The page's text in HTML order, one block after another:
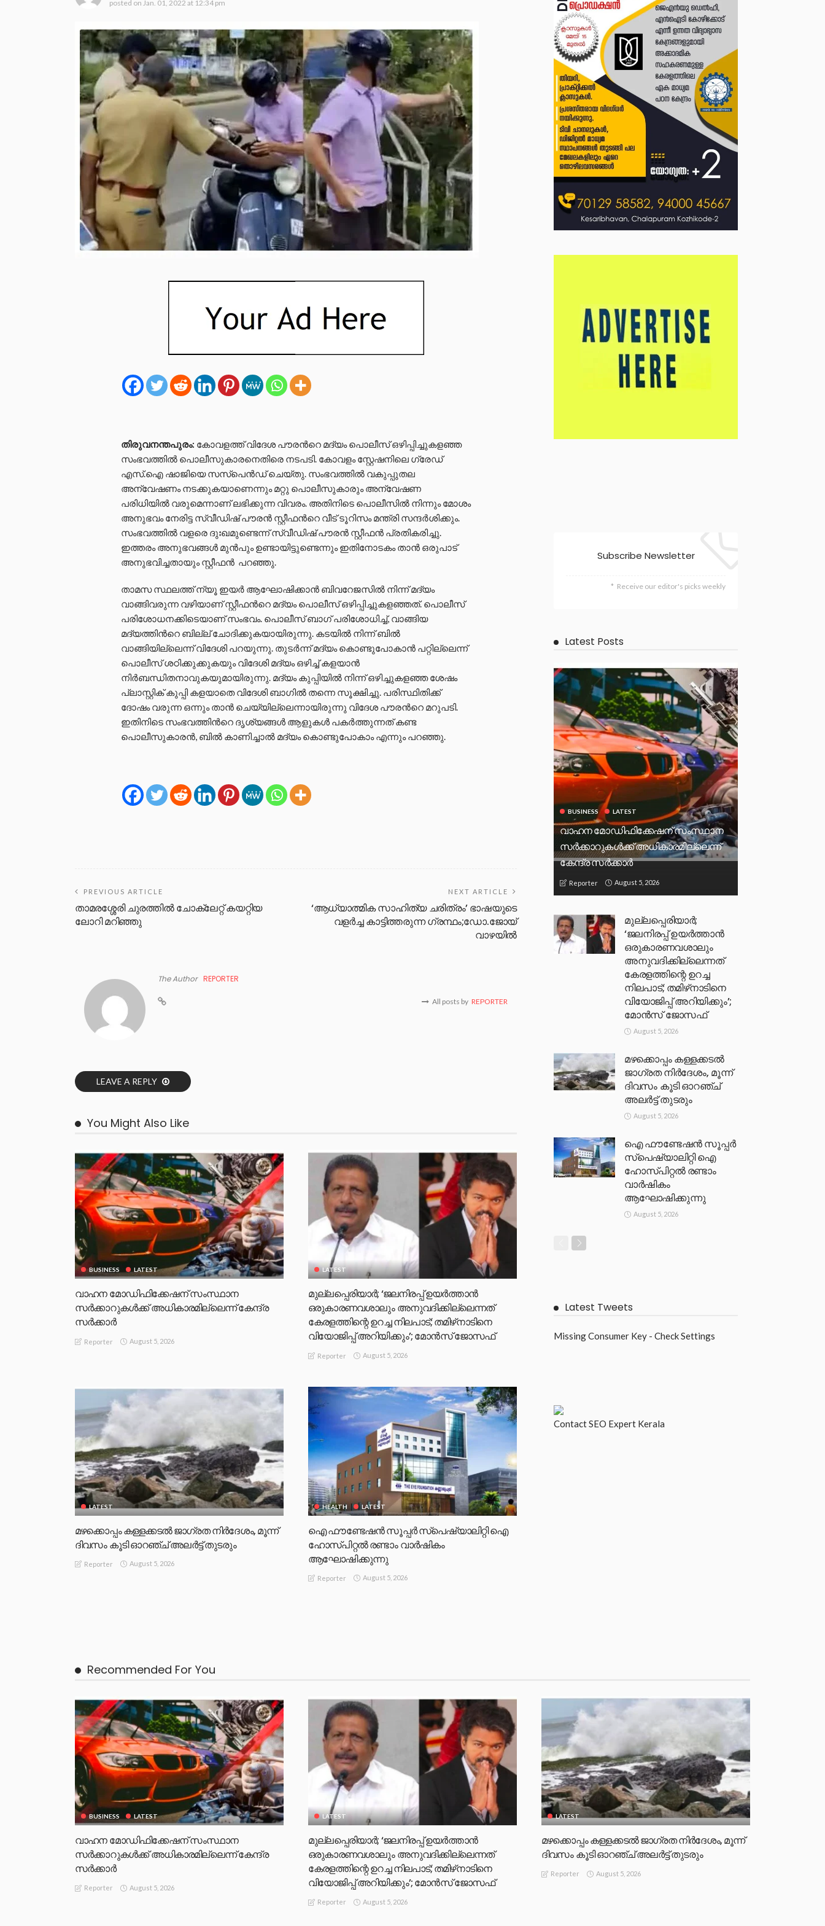
posted on Jan. 01, 2022 at 12:34 pm
തിരുവനന്തപുരം: കോവളത്ത് വിദേശ പൗരന്‍റെ മദ്യം പൊലീസ് ഒഴിപ്പിച്ചുകളഞ്ഞ
സംഭവത്തില്‍ പൊലീസുകാരനെതിരെ നടപടി. കോവളം സ്റ്റേഷനിലെ ഗ്രേഡ്
എസ്.ഐ ഷാജിയെ സസ്പെൻഡ് ചെയ്തു. സംഭവത്തില്‍ വകുപ്പുതല
അന്വേഷണം നടക്കുകയാണെന്നും മറ്റു പൊലീസുകാരും അന്വേഷണ
പരിധിയില്‍ വരുമെന്നാണ് ലഭിക്കുന്ന വിവരം. അതിനിടെ പൊലീസില്‍ നിന്നും മോശം
അനുഭവം നേരിട്ട സ്വീഡിഷ് പൗരൻ സ്റ്റീഫന്‍റെ വീട് ടൂറിസം മന്ത്രി സന്ദർശിക്കും.
സംഭവത്തിൽ വളരെ ദുഃഖമുണ്ടെന്ന് സ്വീഡിഷ് പൗരൻ സ്റ്റീഫൻ പ്രതികരിച്ചു.
ഇത്തരം അനുഭവങ്ങൾ മുൻപും ഉണ്ടായിട്ടുണ്ടെന്നും ഇതിനോടകം താൻ ഒരുപാട്
അനുഭവിച്ചതായും സ്റ്റീഫന്‍ പറഞ്ഞു.
താമസ സ്ഥലത്ത് ന്യൂ ഇയർ ആഘോഷിക്കാൻ ബിവറേജസിൽ നിന്ന് മദ്യം
വാങ്ങിവരുന്ന വഴിയാണ് സ്റ്റീഫന്‍റെ മദ്യം പൊലീസ് ഒഴിപ്പിച്ചുകളഞ്ഞത്. പൊലീസ്
പരിശോധനക്കിടെയാണ് സംഭവം. പൊലീസ് ബാഗ് പരിശോധിച്ച്, വാങ്ങിയ
മദ്യത്തിന്‍റെ ബില്ല് ചോദിക്കുകയായിരുന്നു. കടയിൽ നിന്ന് ബിൽ
വാങ്ങിയില്ലെന്ന് വിദേശി പറയുന്നു. തുടർന്ന് മദ്യം കൊണ്ടുപോകാൻ പറ്റില്ലെന്ന്
പൊലീസ് ശഠിക്കുക്കുകയും വിദേശി മദ്യം ഒഴിച്ച് കളയാൻ
നിർബന്ധിതനാവുകയുമായിരുന്നു. മദ്യം കുപ്പിയില്‍ നിന്ന് ഒഴിച്ചുകളഞ്ഞ ശേഷം
പ്ലാസ്റ്റിക് കുപ്പി കളയാതെ വിദേശി ബാഗില്‍ തന്നെ സൂക്ഷിച്ചു. പരിസ്ഥിതിക്ക്
ദോഷം വരുന്ന ഒന്നും താന്‍ ചെയ്യില്ലെന്നായിരുന്നു വിദേശ പൗരന്‍റെ മറുപടി.
ഇതിനിടെ സംഭവത്തിന്‍റെ ദൃശ്യങ്ങള്‍ ആളുകള്‍ പകര്‍ത്തുന്നത് കണ്ട
പൊലീസുകാരന്‍, ബില്‍ കാണിച്ചാല്‍ മദ്യം കൊണ്ടുപോകാം എന്നും പറഞ്ഞു.
PREVIOUS ARTICLE
താമരശ്ശേരി ചുരത്തിൽ ചോക്ലേറ്റ് കയറ്റിയ
ലോറി മറിഞ്ഞു
NEXT ARTICLE
‘ആധ്യാത്മിക സാഹിത്യ ചരിത്രം’ ഭാഷയുടെ
വളർച്ച കാട്ടിത്തരുന്ന ഗ്രന്ഥം;ഡോ.ജോയ്
വാഴയിൽ
The Author REPORTER
All posts by REPORTER
LEAVE A REPLY
You Might Also Like
BUSINESS LATEST
വാഹന മോഡിഫിക്കേഷന് സംസ്ഥാന
സർക്കാറുകൾക്ക് അധികാരമില്ലെന്ന് കേന്ദ്ര
സർക്കാർ
Reporter August 5, 2026
LATEST
മുല്ലപ്പെരിയാര്‍; ‘ജലനിരപ്പ് ഉയര്‍ത്താന്‍
ഒരുകാരണവശാലും അനുവദിക്കില്ലെന്നത്
കേരളത്തിന്റെ ഉറച്ച നിലപാട്; തമിഴ്‌നാടിനെ
വിയോജിപ്പ് അറിയിക്കും’; മോന്‍സ് ജോസഫ്
Reporter August 5, 2026
LATEST
മഴക്കൊപ്പം കള്ളക്കടൽ ജാഗ്രത നിർദേശം, മൂന്ന്
ദിവസം കൂടി ഓറഞ്ച് അലർട്ട് തുടരും
Reporter August 5, 2026
HEALTH LATEST
ഐ ഫൗണ്ടേഷൻ സൂപ്പർ സ്പെഷ്യാലിറ്റി ഐ
ഹോസ്പിറ്റൽ രണ്ടാം വാർഷികം
ആഘോഷിക്കുന്നു
Reporter August 5, 2026
Subscribe Newsletter
Receive our editor's picks weekly
Latest Posts
BUSINESS LATEST
വാഹന മോഡിഫിക്കേഷന് സംസ്ഥാന
സർക്കാറുകൾക്ക് അധികാരമില്ലെന്ന്
കേന്ദ്ര സർക്കാർ
Reporter August 5, 2026
മുല്ലപ്പെരിയാര്‍;
‘ജലനിരപ്പ് ഉയര്‍ത്താന്‍
ഒരുകാരണവശാലും
അനുവദിക്കില്ലെന്നത്
കേരളത്തിന്റെ ഉറച്ച
നിലപാട്; തമിഴ്‌നാടിനെ
വിയോജിപ്പ് അറിയിക്കും’;
മോന്‍സ് ജോസഫ്
August 5, 2026
മഴക്കൊപ്പം കള്ളക്കടൽ
ജാഗ്രത നിർദേശം, മൂന്ന്
ദിവസം കൂടി ഓറഞ്ച്
അലർട്ട് തുടരും
August 5, 2026
ഐ ഫൗണ്ടേഷൻ സൂപ്പർ
സ്പെഷ്യാലിറ്റി ഐ
ഹോസ്പിറ്റൽ രണ്ടാം
വാർഷികം
ആഘോഷിക്കുന്നു
August 5, 2026
Latest Tweets
Missing Consumer Key - Check Settings
ContactSEO Expert Kerala
Recommended For You
BUSINESS LATEST
വാഹന മോഡിഫിക്കേഷന് സംസ്ഥാന
സർക്കാറുകൾക്ക് അധികാരമില്ലെന്ന് കേന്ദ്ര
സർക്കാർ
Reporter August 5, 2026
LATEST
മുല്ലപ്പെരിയാര്‍; ‘ജലനിരപ്പ് ഉയര്‍ത്താന്‍
ഒരുകാരണവശാലും അനുവദിക്കില്ലെന്നത്
കേരളത്തിന്റെ ഉറച്ച നിലപാട്; തമിഴ്‌നാടിനെ
വിയോജിപ്പ് അറിയിക്കും’; മോന്‍സ് ജോസഫ്
Reporter August 5, 2026
LATEST
മഴക്കൊപ്പം കള്ളക്കടൽ ജാഗ്രത നിർദേശം, മൂന്ന്
ദിവസം കൂടി ഓറഞ്ച് അലർട്ട് തുടരും
Reporter August 5, 2026